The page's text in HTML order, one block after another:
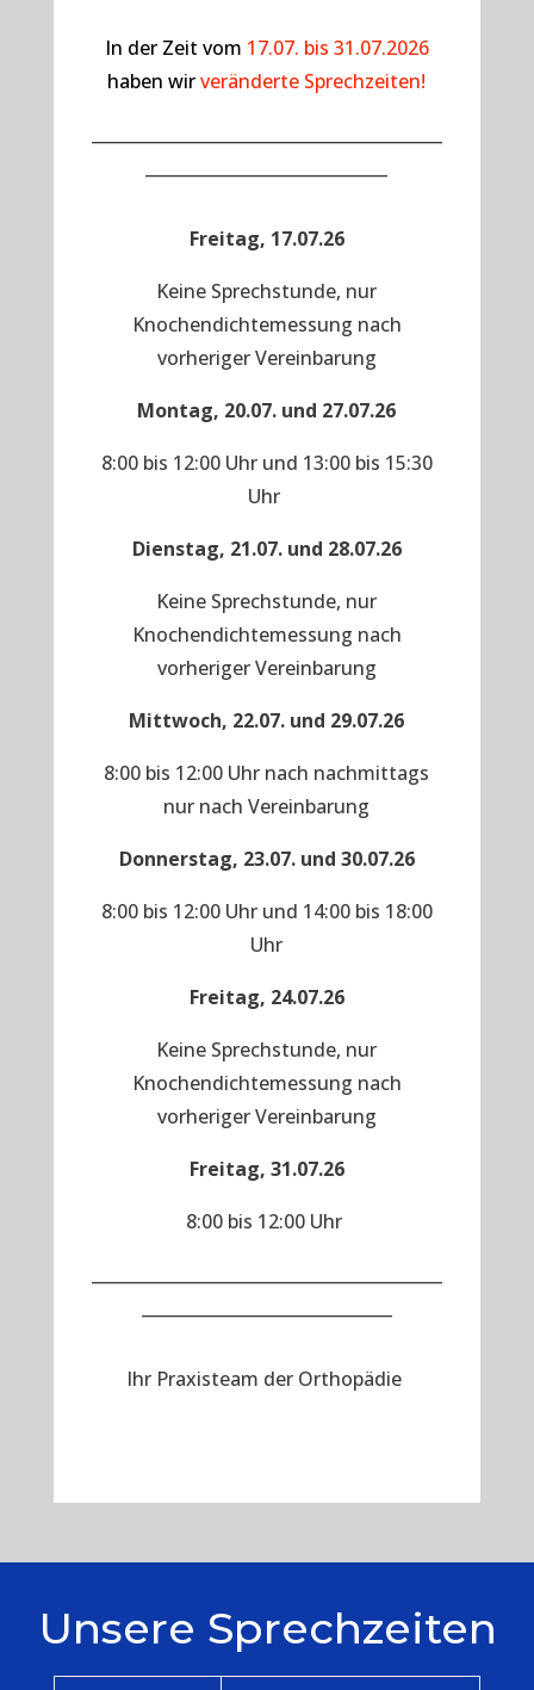
In der Zeit vom 17.07. bis 31.07.2026
haben wirveränderte Sprechzeiten!
Freitag, 17.07.26
Keine Sprechstunde, nur
Knochendichtemessung nach
vorheriger Vereinbarung
Montag, 20.07. und 27.07.26
8:00 bis 12:00 Uhr und 13:00 bis 15:30
Uhr
Dienstag, 21.07. und 28.07.26
Keine Sprechstunde, nur
Knochendichtemessung nach
vorheriger Vereinbarung
Mittwoch, 22.07. und 29.07.26
8:00 bis 12:00 Uhr nach nachmittags
nur nach Vereinbarung
Donnerstag, 23.07. und 30.07.26
8:00 bis 12:00 Uhr und 14:00 bis 18:00
Uhr
Freitag, 24.07.26
Keine Sprechstunde, nur
Knochendichtemessung nach
vorheriger Vereinbarung
Freitag, 31.07.26
8:00 bis 12:00 Uhr
Ihr Praxisteam der Orthopädie
Unsere Sprechzeiten